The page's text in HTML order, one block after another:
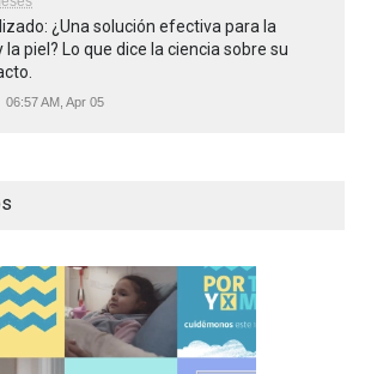
¿Una solución efectiva para la
piel? Lo que dice la ciencia sobre su
06:57 AM, Apr 05